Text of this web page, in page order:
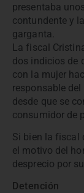
presentaba
contundente y
garganta.
La fiscal
dos indicios de
con la mujer
responsable
desde que se
consumidor de
Si bien la fiscal
el motivo del
desprecio por
Detención